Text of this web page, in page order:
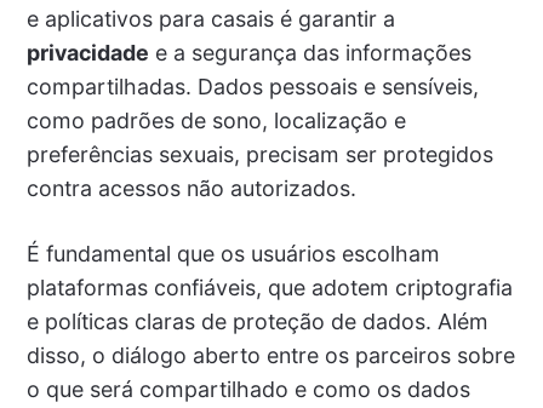
e aplicativos para casais é garantir a
privacidade e a segurança das informações
compartilhadas. Dados pessoais e sensíveis,
como padrões de sono, localização e
preferências sexuais, precisam ser protegidos
contra acessos não autorizados.
É fundamental que os usuários escolham
plataformas confiáveis, que adotem criptografia
e políticas claras de proteção de dados. Além
disso, o diálogo aberto entre os parceiros sobre
o que será compartilhado e como os dados